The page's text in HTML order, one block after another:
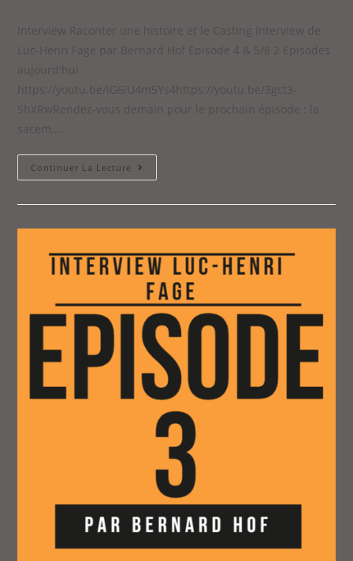
Interview Raconter une histoire et le Casting Interview de
Luc-Henri Fage par Bernard Hof Episode 4 & 5/8 2 Episodes
aujourd'hui
https://youtu.be/lG6iU4m5Ys4https://youtu.be/3gct3-
ShXRwRendez-vous demain pour le prochain épisode : la
sacem,…
Continuer La Lecture